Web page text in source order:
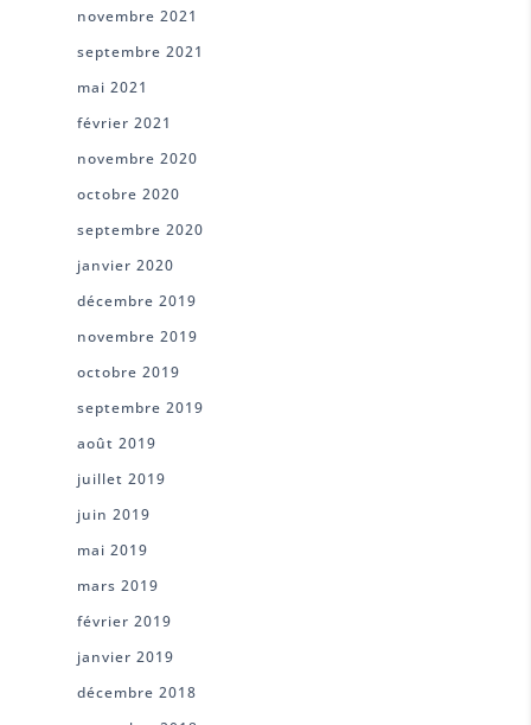
novembre 2021
septembre 2021
mai 2021
février 2021
novembre 2020
octobre 2020
septembre 2020
janvier 2020
décembre 2019
novembre 2019
octobre 2019
septembre 2019
août 2019
juillet 2019
juin 2019
mai 2019
mars 2019
février 2019
janvier 2019
décembre 2018